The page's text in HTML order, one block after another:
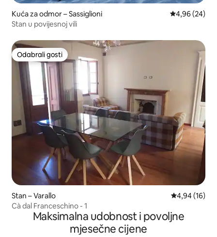
Kuća za odmor – Sassiglioni Prosječna
4,96 (24)
Stan u povijesnoj vili
Odabrali gosti
Odabrali gosti
Stan – Varallo Prosječna
4,94 (16)
Cà dal Franceschino - 1
Maksimalna udobnost i povoljne
mjesečne cijene